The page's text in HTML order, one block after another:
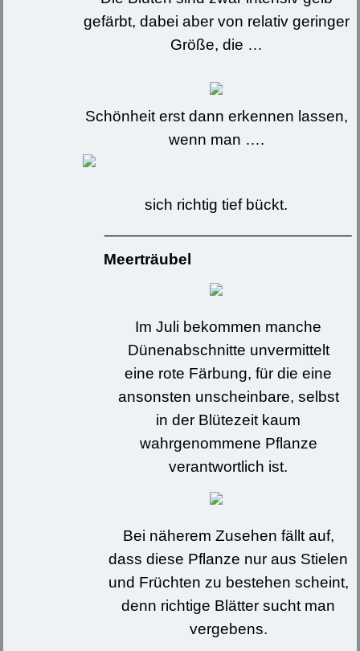
gefärbt, dabei aber von relativ geringer
Größe, die …
Schönheit erst dann erkennen lassen,
wenn man ….
sich richtig tief bückt.
Meerträubel
Im Juli bekommen manche
Dünenabschnitte unvermittelt
eine rote Färbung, für die eine
ansonsten unscheinbare, selbst
in der Blütezeit kaum
wahrgenommene Pflanze
verantwortlich ist.
Bei näherem Zusehen fällt auf,
dass diese Pflanze nur aus Stielen
und Früchten zu bestehen scheint,
denn richtige Blätter sucht man
vergebens.